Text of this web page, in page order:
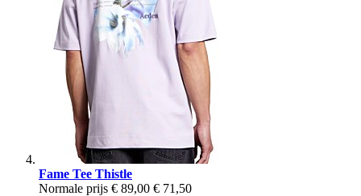
Fame Tee Thistle
Normale prijs € 89,00 € 71,50